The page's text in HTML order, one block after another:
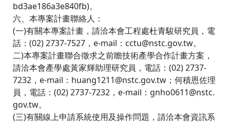
bd3ae186a3e840fb)。
六、本專案計畫聯絡人：
(一)有關本專案計畫，請洽本會工程處杜青駿研究員，電
話：(02) 2737-7527，e-mail：cctu@nstc.gov.tw。
二)本專案計畫聯合徵求之前瞻技術產學合作計畫方案，
請洽本會產學處黃家輝助理研究員，電話：(02) 2737-
7232，e-mail：huang1211@nstc.gov.tw；何積恩佐理
員，電話：(02) 2737-7232，e-mail：gnho0611@nstc.
gov.tw。
(三)有關線上申請系統使用及操作問題，請洽本會資訊系